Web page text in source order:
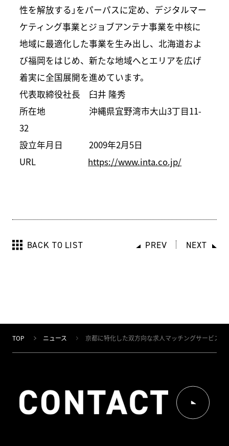
性を解放する」をパーパスに定め、デジタルマー
ケティング事業とジョブアンテナ事業を中核に
地域に最適化した事業を生み出し、北海道およ
び福岡をはじめ、新たな地域へとエリアを広げ
着実に全国展開を進めています。
代表取締役社長 臼井 隆秀
所在地 沖縄県宜野湾市大山3丁目11-
32
設立年月日 2009年2月5日
URL https://www.inta.co.jp/
BACK TO LIST PREV NEXT
TOP ニュース 京都に特化した双方向な求人マッチングサービス